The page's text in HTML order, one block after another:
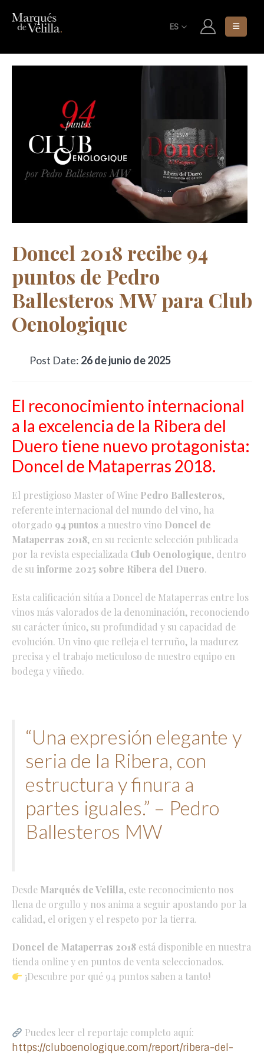
ES
Doncel 2018 recibe 94
puntos de Pedro
Ballesteros MW para Club
Oenologique
Post Date: 26 de junio de 2025
El reconocimiento internacional
a la excelencia de la Ribera del
Duero tiene nuevo protagonista:
Doncel de Mataperras 2018.
El prestigioso Master of Wine Pedro Ballesteros,
referente internacional del mundo del vino, ha
otorgado 94 puntos a nuestro vino Doncel de
Mataperras 2018, en su reciente selección publicada
por la revista especializada Club Oenologique, dentro
de su informe 2025 sobre Ribera del Duero.
Esta calificación sitúa a Doncel de Mataperras entre los
vinos más valorados de la denominación, reconociendo
su carácter único, su profundidad y su capacidad de
evolución. Un vino que refleja el terruño, la madurez
precisa y el trabajo meticuloso de nuestro equipo en
bodega y viñedo.
“Una expresión elegante y
seria de la Ribera, con
estructura y finura a
partes iguales.” – Pedro
Ballesteros MW
Desde Marqués de Velilla, este reconocimiento nos
llena de orgullo y nos anima a seguir apostando por la
calidad, el origen y el respeto por la tierra.
Doncel de Mataperras 2018 está disponible en nuestra
tienda online y en puntos de venta seleccionados.
¡Descubre por qué 94 puntos saben a tanto!
Puedes leer el reportaje completo aquí:
https://cluboenologique.com/report/ribera-del-